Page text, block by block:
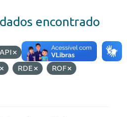
encontrado
API Etiquetas:
IED
RDE ROF